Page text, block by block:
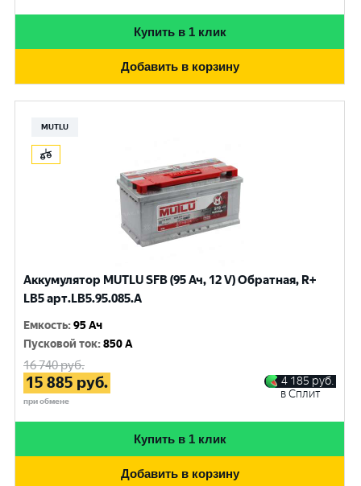
Купить в 1 клик
Добавить в корзину
MUTLU
Аккумулятор MUTLU SFB (95 Ач, 12 V) Обратная, R+
LB5 арт.LВ5.95.085.A
Емкость:95 Ач
Пусковой ток:850 A
16 740руб.
15 885 руб.
при обмене
4 185 руб.
в Сплит
Купить в 1 клик
Добавить в корзину